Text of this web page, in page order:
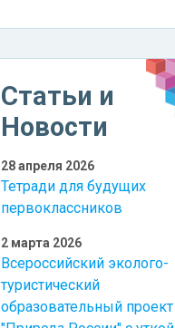
Статьи и
Новости
28 апреля 2026
Тетради для будущих
первоклассников
2 марта 2026
Всероссийский эколого-
туристический
образовательный проект